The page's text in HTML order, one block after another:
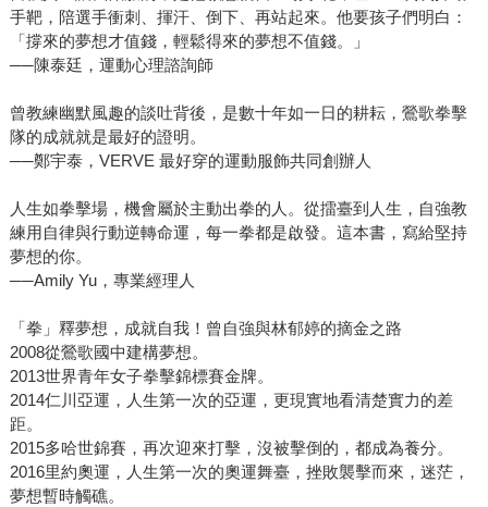
手靶，陪選手衝刺、揮汗、倒下、再站起來。他要孩子們明白：
「撐來的夢想才值錢，輕鬆得來的夢想不值錢。」
──陳泰廷，運動心理諮詢師
曾教練幽默風趣的談吐背後，是數十年如一日的耕耘，鶯歌拳擊
隊的成就就是最好的證明。
──鄭宇泰，VERVE 最好穿的運動服飾共同創辦人
人生如拳擊場，機會屬於主動出拳的人。從擂臺到人生，自強教
練用自律與行動逆轉命運，每一拳都是啟發。這本書，寫給堅持
夢想的你。
──Amily Yu，專業經理人
「拳」釋夢想，成就自我！曾自強與林郁婷的摘金之路
2008從鶯歌國中建構夢想。
2013世界青年女子拳擊錦標賽金牌。
2014仁川亞運，人生第一次的亞運，更現實地看清楚實力的差
距。
2015多哈世錦賽，再次迎來打擊，沒被擊倒的，都成為養分。
2016里約奧運，人生第一次的奧運舞臺，挫敗襲擊而來，迷茫，
夢想暫時觸礁。